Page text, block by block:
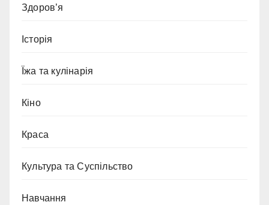
Здоров’я
Історія
Їжа та кулінарія
Кіно
Краса
Культура та Суспільство
Навчання